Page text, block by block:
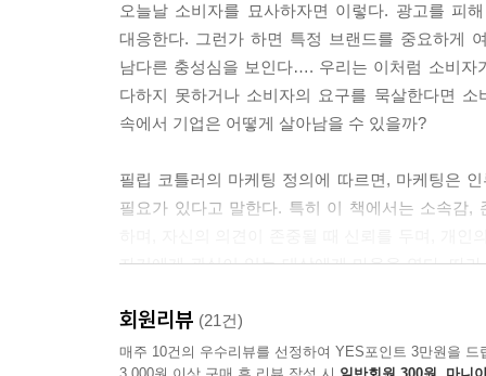
느리지만 꾸준하게 광고가 없는 세상을 향해 나아
야기다. 진정한 보살핌, 동정심, 지역 사회와의 연
이런 것이 우리가 혼자가 아니라는 것을 깨닫고
룰루레몬은 매장 직원들에게 운동 목표와 운동
야기할 때 귀 기울여 들어주고 함께 대화를 나누
--- 「소속감, 인간의 가장 큰 욕구」 중에서
오늘날 소비자를 묘사하자면 이렇다. 광고를 피
대응한다. 그런가 하면 특정 브랜드를 중요하게
남다른 충성심을 보인다…. 우리는 이처럼 소비자
다하지 못하거나 소비자의 요구를 묵살한다면
속에서 기업은 어떻게 살아남을 수 있을까?
필립 코틀러의 마케팅 정의에 따르면, 마케팅은
필요가 있다고 말한다. 특히 이 책에서는 소속감,
자기에게 관심이 있는 대상에게 마음을 연다. 따
얻을 수 있다.
회원리뷰 (21건)
매주 10건의 우수리뷰를 선정하여 YES포인트 3만원을 드